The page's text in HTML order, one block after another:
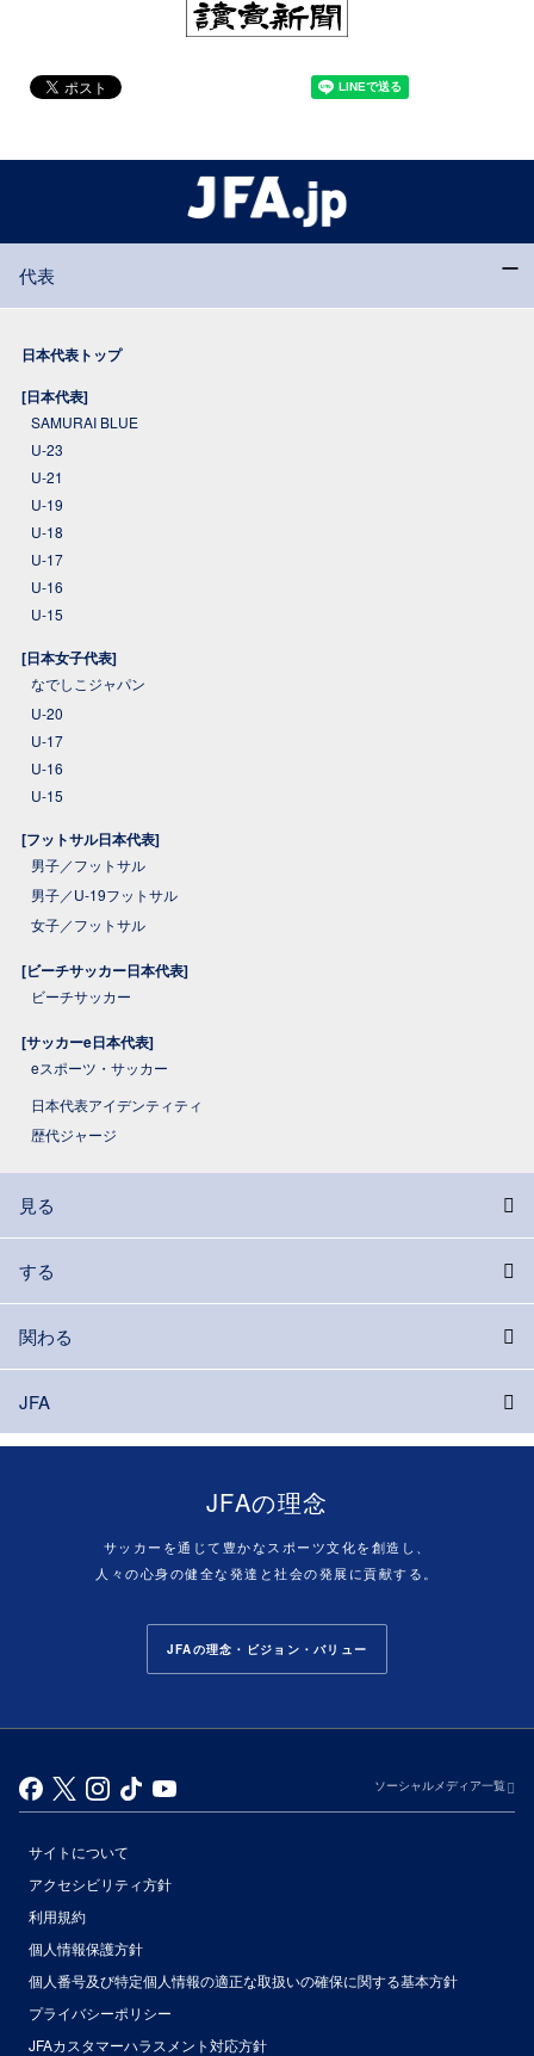
代表
日本代表トップ
[日本代表]
SAMURAI BLUE
U-23
U-21
U-19
U-18
U-17
U-16
U-15
[日本女子代表]
なでしこジャパン
U-20
U-17
U-16
U-15
[フットサル日本代表]
男子／フットサル
男子／U-19フットサル
女子／フットサル
[ビーチサッカー日本代表]
ビーチサッカー
[サッカーe日本代表]
eスポーツ・サッカー
日本代表アイデンティティ
歴代ジャージ
見る
する
関わる
JFA
JFAの理念
サッカーを通じて豊かなスポーツ文化を創造し、
人々の心身の健全な発達と社会の発展に貢献する。
JFAの理念・ビジョン・バリュー
ソーシャルメディア一覧
サイトについて
アクセシビリティ方針
利用規約
個人情報保護方針
個人番号及び特定個人情報の適正な取扱いの確保に関する基本方針
プライバシーポリシー
JFAカスタマーハラスメント対応方針